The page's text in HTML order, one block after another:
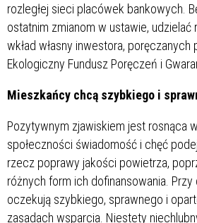
rozległej sieci placówek bankowych.
ostatnim zmianom w ustawie,
wkład własny inwestora,
Ekologiczny Fundusz Poręczeń i
Mieszkańcy chcą szybkiego i
Pozytywnym zjawiskiem jest rosnąca
społeczności świadomość i chęć
rzecz poprawy jakości powietrza,
różnych form ich dofinansowania.
oczekują szybkiego, sprawnego i
zasadach wsparcia. Niestety